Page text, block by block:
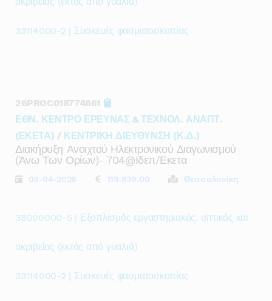
33114000-2 | Συσκευές φασματοσκοπίας
26PROC018774661
ΕΘΝ. ΚΕΝΤΡΟ ΕΡΕΥΝΑΣ & ΤΕΧΝΟΛ. ΑΝΑΠΤ.
(ΕΚΕΤΑ) / ΚΕΝΤΡΙΚΗ ΔΙΕΥΘΥΝΣΗ (Κ.Δ.)
Διακήρυξη Ανοιχτού Ηλεκτρονικού Διαγωνισμού
(άνω Των Ορίων)- 704@ιδεπ/εκετα
03-04-2026 119.939,00 Θεσσαλονίκη
38000000-5 | Εξοπλισμός εργαστηριακός, οπτικός και
ακριβείας (εκτός από γυαλιά)
33114000-2 | Συσκευές φασματοσκοπίας